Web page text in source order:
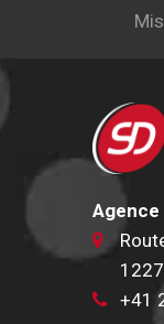
Agence
+41